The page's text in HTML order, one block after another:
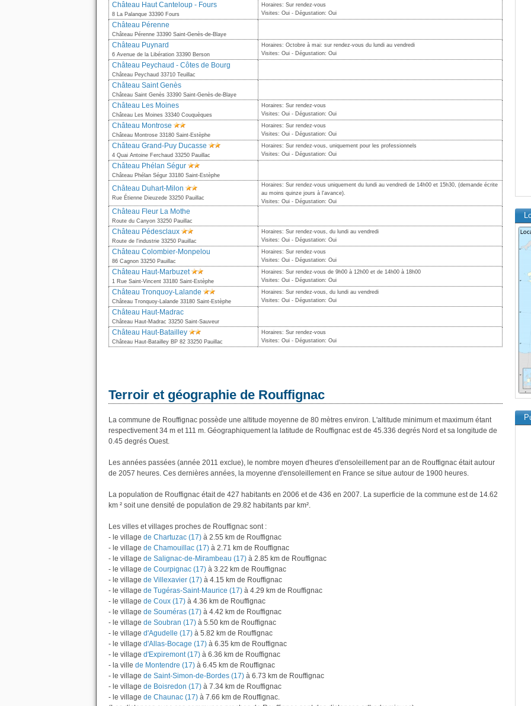
Château Haut Canteloup - Fours
8 La Palanque 33390 Fours
Horaires: Sur rendez-vous
Visites: Oui - Dégustation: Oui
Château Pérenne
Château Pérenne 33390 Saint-Genès-de-Blaye
Château Puynard
6 Avenue de la Libération 33390 Berson
Horaires: Octobre à mai: sur rendez-vous du lundi au vendredi
Visites: Oui - Dégustation: Oui
Château Peychaud - Côtes de Bourg
Château Peychaud 33710 Teuillac
Château Saint Genès
Château Saint Genès 33390 Saint-Genès-de-Blaye
Château Les Moines
Château Les Moines 33340 Couquèques
Horaires: Sur rendez-vous
Visites: Oui - Dégustation: Oui
Château Montrose
Château Montrose 33180 Saint-Estèphe
Horaires: Sur rendez-vous
Visites: Oui - Dégustation: Oui
Château Grand-Puy Ducasse
4 Quai Antoine Ferchaud 33250 Pauillac
Horaires: Sur rendez-vous, uniquement pour les professionnels
Visites: Oui - Dégustation: Oui
Château Phélan Ségur
Château Phélan Ségur 33180 Saint-Estèphe
Château Duhart-Milon
Rue Étienne Dieuzede 33250 Pauillac
Horaires: Sur rendez-vous uniquement du lundi au vendredi de 14h00 et 15h30, (demande écrite
au moins quinze jours à l'avance).
Visites: Oui - Dégustation: Oui
Château Fleur La Mothe
Route du Canyon 33250 Pauillac
Château Pédesclaux
Route de l'industrie 33250 Pauillac
Horaires: Sur rendez-vous, du lundi au vendredi
Visites: Oui - Dégustation: Oui
Château Colombier-Monpelou
86 Cagnon 33250 Pauillac
Horaires: Sur rendez-vous
Visites: Oui - Dégustation: Oui
Château Haut-Marbuzet
1 Rue Saint-Vincent 33180 Saint-Estèphe
Horaires: Sur rendez-vous de 9h00 à 12h00 et de 14h00 à 18h00
Visites: Oui - Dégustation: Oui
Château Tronquoy-Lalande
Château Tronquoy-Lalande 33180 Saint-Estèphe
Horaires: Sur rendez-vous, du lundi au vendredi
Visites: Oui - Dégustation: Oui
Château Haut-Madrac
Château Haut-Madrac 33250 Saint-Sauveur
Château Haut-Batailley
Château Haut-Batailley BP 82 33250 Pauillac
Horaires: Sur rendez-vous
Visites: Oui - Dégustation: Oui
Terroir et géographie de Rouffignac
La commune de Rouffignac possède une altitude moyenne de 80 mètres environ. L'altitude minimum et maximum étant
respectivement 34 m et 111 m. Géographiquement la latitude de Rouffignac est de 45.336 degrés Nord et sa longitude de
0.45 degrés Ouest.
Les années passées (année 2011 exclue), le nombre moyen d'heures d'ensoleillement par an de Rouffignac était autour
de 2057 heures. Ces dernières années, la moyenne d'ensoleillement en France se situe autour de 1900 heures.
La population de Rouffignac était de 427 habitants en 2006 et de 436 en 2007. La superficie de la commune est de 14.62
km ² soit une densité de population de 29.82 habitants par km².
Les villes et villages proches de Rouffignac sont :
- le village de Chartuzac (17) à 2.55 km de Rouffignac
- le village de Chamouillac (17) à 2.71 km de Rouffignac
- le village de Salignac-de-Mirambeau (17) à 2.85 km de Rouffignac
- le village de Courpignac (17) à 3.22 km de Rouffignac
- le village de Villexavier (17) à 4.15 km de Rouffignac
- le village de Tugéras-Saint-Maurice (17) à 4.29 km de Rouffignac
- le village de Coux (17) à 4.36 km de Rouffignac
- le village de Souméras (17) à 4.42 km de Rouffignac
- le village de Soubran (17) à 5.50 km de Rouffignac
- le village d'Agudelle (17) à 5.82 km de Rouffignac
- le village d'Allas-Bocage (17) à 6.35 km de Rouffignac
- le village d'Expiremont (17) à 6.36 km de Rouffignac
- la ville de Montendre (17) à 6.45 km de Rouffignac
- le village de Saint-Simon-de-Bordes (17) à 6.73 km de Rouffignac
- le village de Boisredon (17) à 7.34 km de Rouffignac
- le village de Chaunac (17) à 7.66 km de Rouffignac.